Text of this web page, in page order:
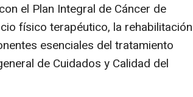
el Plan Integral de Cáncer de
físico terapéutico, la rehabilitación
esenciales del tratamiento
de Cuidados y Calidad del